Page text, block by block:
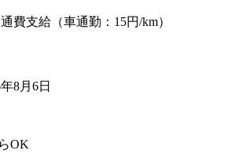
費支給（車通勤：15円/km）
8月6日
OK